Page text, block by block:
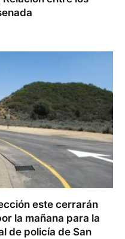
este cerrarán
la mañana para la
de policía de San